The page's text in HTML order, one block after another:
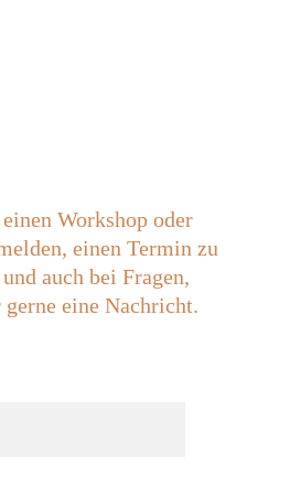
Workshop oder
einen Termin zu
auch bei Fragen,
eine Nachricht.